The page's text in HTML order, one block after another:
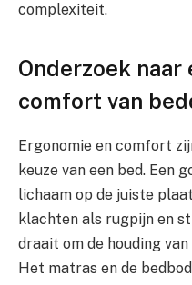
complexiteit.
Onderzoek naar
comfort van
Ergonomie en comfort
keuze van een bed. Een
lichaam op de juiste
klachten als rugpijn en
draait om de houding
Het matras en de